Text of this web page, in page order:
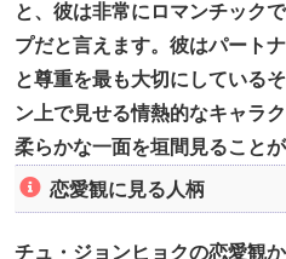
と、彼は非常にロマンチック
プだと言えます。彼はパート
と尊重を最も大切にしている
ン上で見せる情熱的なキャラ
柔らかな一面を垣間見ることが
恋愛観に見る人柄
チュ・ジョンヒョクの恋愛観